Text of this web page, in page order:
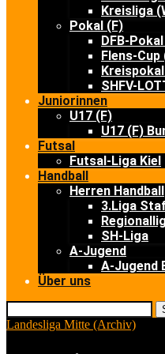
Kreisliga
Pokal (F)
DFB-
Flens-Cup
SHFV-
Juniorinnen
U17 (F)
U17 (F)
Futsal
Futsal-Liga Kiel
Handball
Herren Handball
3.Liga
SH-Liga
A-Jugend
A-Jugend
Über uns
Landesliga Mitte (Archiv)